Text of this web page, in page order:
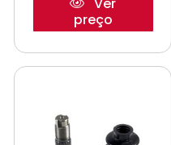
preço